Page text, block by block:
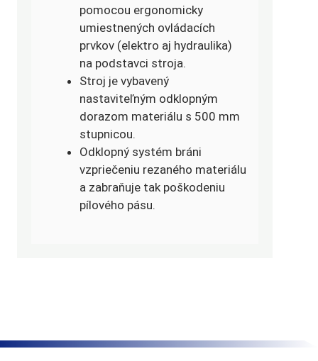
pomocou ergonomicky
umiestnených ovládacích
prvkov (elektro aj hydraulika)
na podstavci stroja.
Stroj je vybavený
nastaviteľným odklopným
dorazom materiálu s 500 mm
stupnicou.
Odklopný systém bráni
vzpriečeniu rezaného materiálu
a zabraňuje tak poškodeniu
pílového pásu.